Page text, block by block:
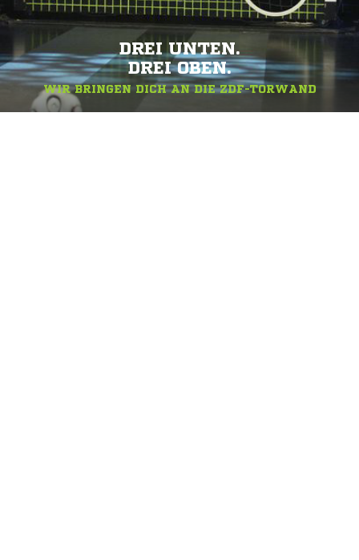
DREI UNTEN.
DREI OBEN.
WIR BRINGEN DICH AN DIE ZDF-TORWAND